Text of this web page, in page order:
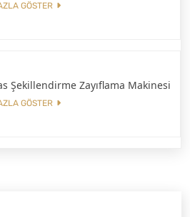
GÖSTER
Şekillendirme Zayıflama Makinesi
GÖSTER